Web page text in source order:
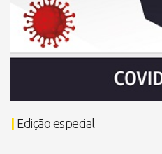
| Edição especial